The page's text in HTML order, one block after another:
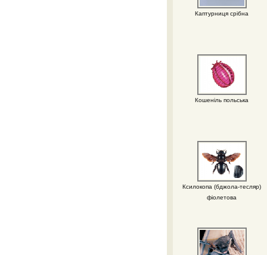
Каптурниця срібна
Кошеніль польська
Ксилокопа (бджола-тесляр)
фіолетова